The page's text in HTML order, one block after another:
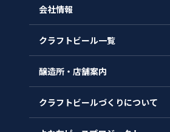
会社情報
会社概要
沿革
クラフトビール一覧
醸造所・店舗案内
クラフトビールづくりについて